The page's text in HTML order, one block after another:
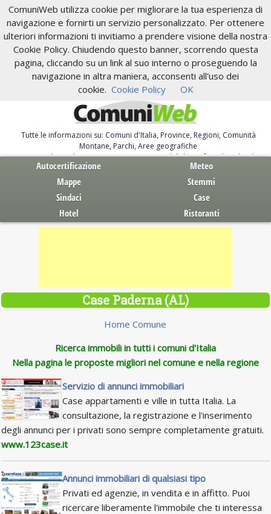
ComuniWeb utilizza cookie per migliorare la tua esperienza di
navigazione e fornirti un servizio personalizzato. Per ottenere
ulteriori informazioni ti invitiamo a prendere visione della nostra
Cookie Policy. Chiudendo questo banner, scorrendo questa
pagina, cliccando su un link al suo interno o proseguendo la
navigazione in altra maniera, acconsenti all'uso dei
cookie. Cookie Policy OK
Tutte le informazioni su: Comuni d'Italia, Province, Regioni, Comunità
Montane, Parchi, Aree geografiche
Servizi al Cittadino. Autocertificazione, moduli, leggi, free download
Autocertificazione
Meteo
Mappe
Stemmi
Sindaci
Case
Hotel
Ristoranti
Case Paderna (AL)
Home Comune
Ricerca immobili in tutti i comuni d'Italia
Nella pagina le proposte migliori nel comune e nella regione
Servizio di annunci immobiliari
Case appartamenti e ville in tutta Italia. La
consultazione, la registrazione e l'inserimento
degli annunci per i privati sono sempre completamente gratuiti.
www.123case.it
Annunci immobiliari di qualsiasi tipo
Privati ed agenzie, in vendita e in affitto. Puoi
ricercare liberamente l'immobile che ti interessa